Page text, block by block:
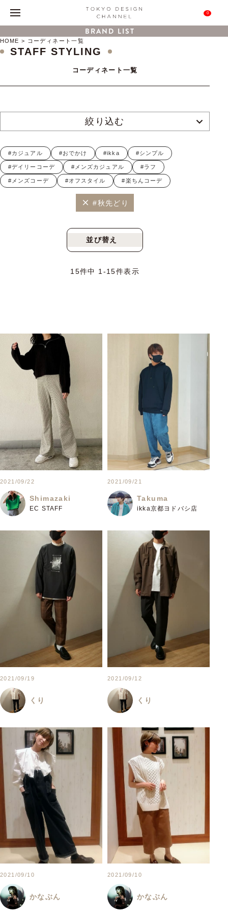
0
BRAND LIST
HOME コーディネート一覧
STAFF STYLING
コーディネート一覧
絞り込む
#カジュアル #おでかけ #ikka #シンプル
#デイリーコーデ #メンズカジュアル #ラフ
#メンズコーデ #オフスタイル #楽ちんコーデ
#秋先どり
並び替え
15件中 1 -15件表示
2021/09/22
Shimazaki
EC STAFF
2021/09/21
Takuma
ikka京都ヨドバシ店
2021/09/19
くり
2021/09/12
くり
2021/09/10
かなぶん
2021/09/10
かなぶん